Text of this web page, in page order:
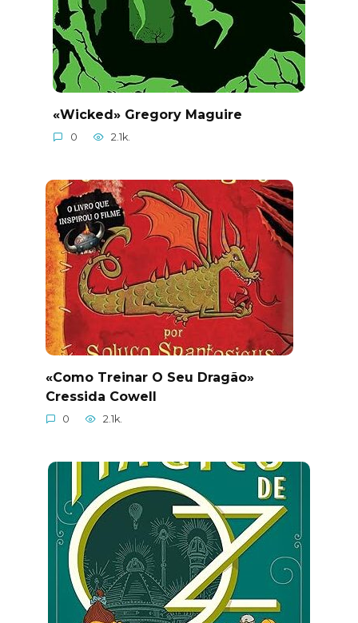
«Wicked» Gregory Maguire
0 2.1k.
«Como Treinar O Seu Dragão»
Cressida Cowell
0 2.1k.